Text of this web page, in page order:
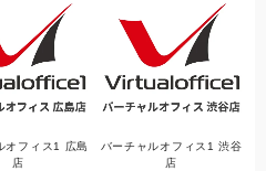
オフィス1 広島
店
バーチャルオフィス1 渋谷
店